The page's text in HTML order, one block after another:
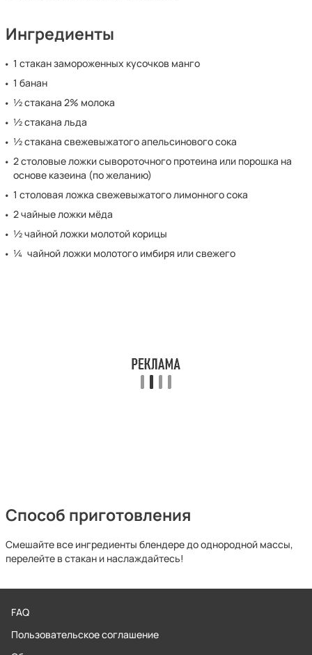
Ингредиенты
1 стакан замороженных кусочков манго
1 банан
½ стакана 2% молока
½ стакана льда
½ стакана свежевыжатого апельсинового сока
2 столовые ложки сывороточного протеина или порошка на
основе казеина (по желанию)
1 столовая ложка свежевыжатого лимонного сока
2 чайные ложки мёда
½ чайной ложки молотой корицы
¼ чайной ложки молотого имбиря или свежего
Способ приготовления
Смешайте все ингредиенты блендере до однородной массы,
перелейте в стакан и наслаждайтесь!
FAQ
Пользовательское соглашение